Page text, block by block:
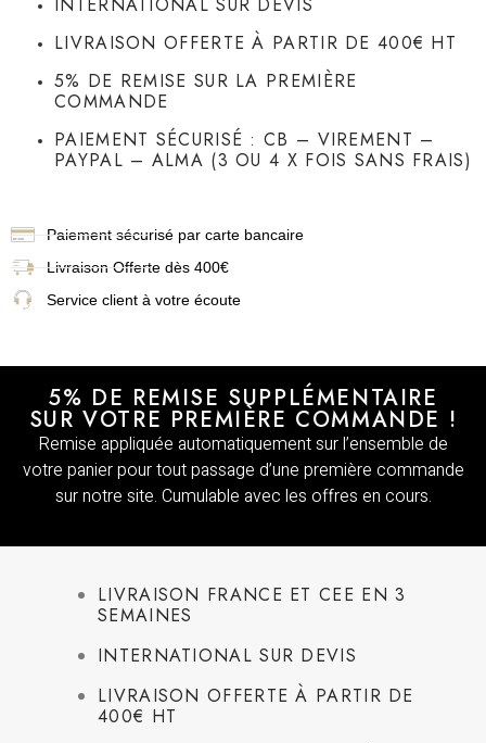
LIVRAISON OFFERTE À PARTIR DE 400€ HT
5% DE REMISE SUR LA PREMIÈRE
COMMANDE
PAIEMENT SÉCURISÉ : CB – VIREMENT –
PAYPAL – ALMA (3 OU 4 X FOIS SANS FRAIS)
Paiement sécurisé par carte bancaire
Livraison Offerte dès 400€
Service client à votre écoute
5% DE REMISE SUPPLÉMENTAIRE
SUR VOTRE PREMIÈRE COMMANDE !
Remise appliquée automatiquement sur l’ensemble de
votre panier pour tout passage d’une première commande
sur notre site. Cumulable avec les offres en cours.
LIVRAISON FRANCE ET CEE EN 3
SEMAINES
INTERNATIONAL SUR DEVIS
LIVRAISON OFFERTE À PARTIR DE
400€ HT